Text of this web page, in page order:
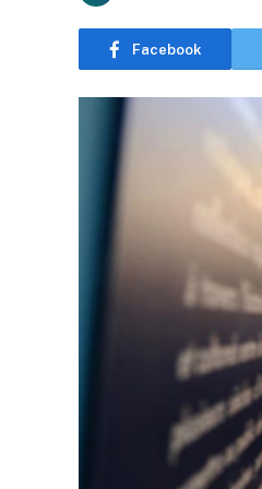
Facebook